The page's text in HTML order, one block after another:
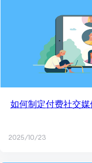
如何制定付费社交
2025/10/23